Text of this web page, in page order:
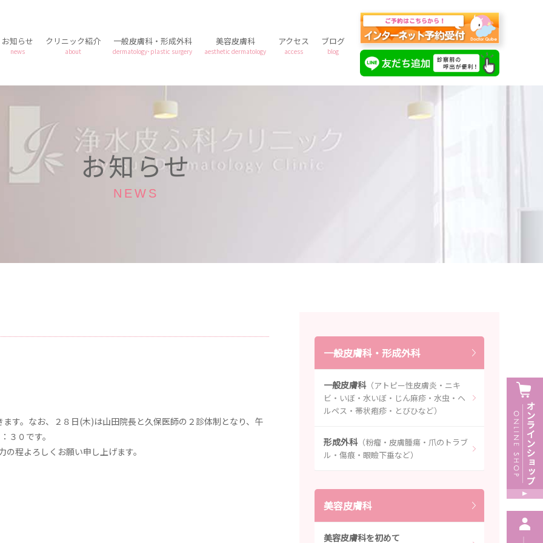
お知らせ
news
クリニック紹介
about
一般皮膚科・形成外科
dermatology･plastic surgery
美容皮膚科
aesthetic dermatology
アクセス
access
ブログ
blog
お知らせ
NEWS
す。なお、２８日(木)は山田院長と久保医師の２診体制となり、午
３０です。
程よろしくお願い申し上げます。
一般皮膚科・形成外科
一般皮膚科（アトピー性皮膚炎・ニキ
ビ・いぼ・水いぼ・じん麻疹・水虫・ヘ
ルペス・帯状疱疹・とびひなど）
形成外科（粉瘤・皮膚腫瘍・爪のトラブ
ル・傷痕・眼瞼下垂など）
美容皮膚科
美容皮膚科を初めて